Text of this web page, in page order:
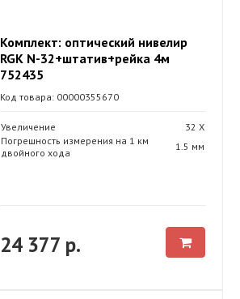
Комплект: оптический нивелир
RGK N-32+штатив+рейка 4м
752435
Код товара: 00000355670
Увеличение
32 Х
Погрешность измерения на 1 км
двойного хода
1.5 мм
24 377 р.